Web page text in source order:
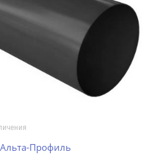
Альта-Профиль